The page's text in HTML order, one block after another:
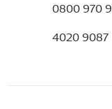
0800 970
4020 9087